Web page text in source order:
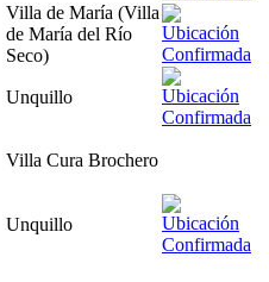
Villa de María (Villa
de María del Río
Seco)
Unquillo
Villa Cura Brochero
Unquillo